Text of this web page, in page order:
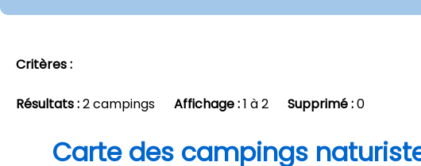
Critères :
Résultats :2 campings Affichage :1 à 2 Supprimé :0
Carte des campings